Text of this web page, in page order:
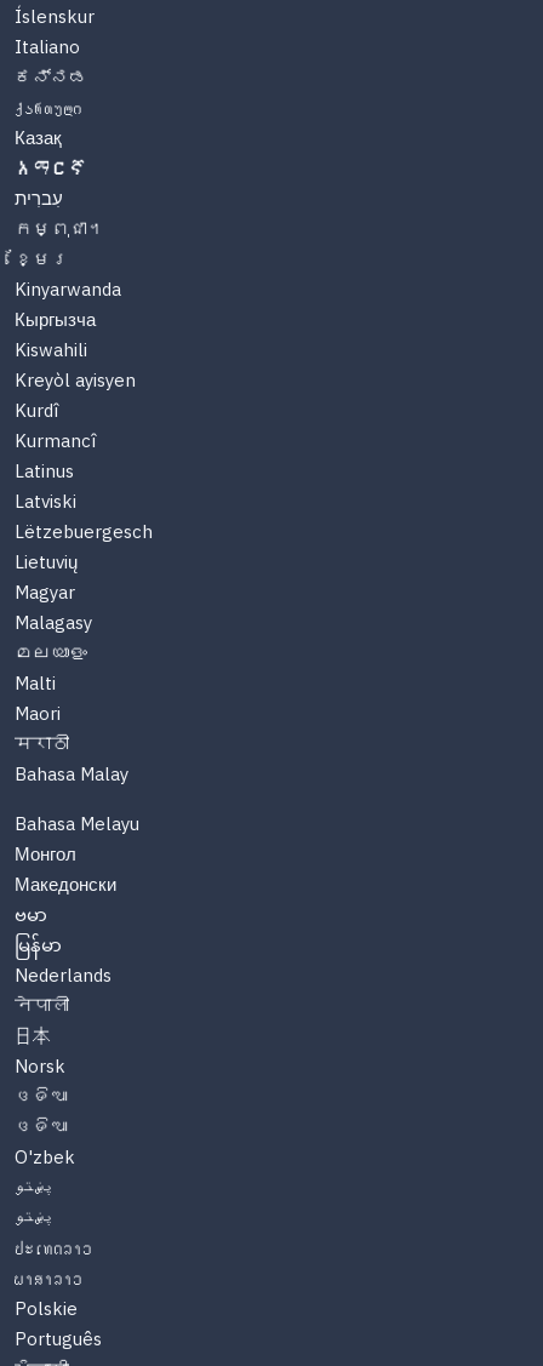
Íslenskur
Italiano
ಕನ್ನಡ
ქართული
Казақ
አማርኛ
עִברִית
កម្ពុជា។
ខ្មែរ
Kinyarwanda
Кыргызча
Kiswahili
Kreyòl ayisyen
Kurdî
Kurmancî
Latinus
Latviski
Lëtzebuergesch
Lietuvių
Magyar
Malagasy
മലയാളം
Malti
Maori
मराठी
Bahasa Malay
Bahasa Melayu
Монгол
Македонски
ဗမာ
မြန်မာ
Nederlands
नेपाली
日本
Norsk
ଓଡିଆ
ଓଡିଆ
O'zbek
پښتو
پښتو
ປະເທດລາວ
ພາສາລາວ
Polskie
Português